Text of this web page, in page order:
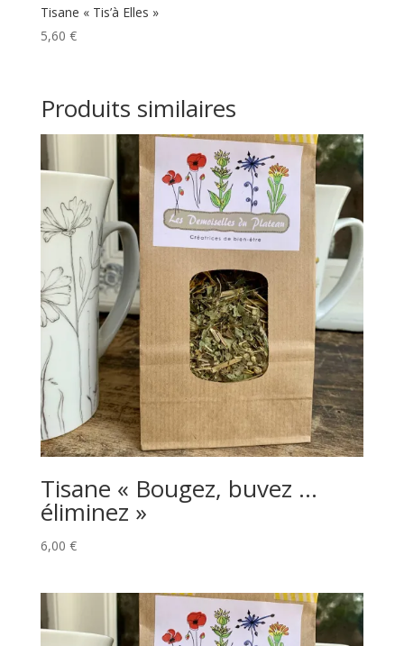
Tisane « Tis’à Elles »
5,60 €
Produits similaires
Tisane « Bougez, buvez …
éliminez »
6,00 €